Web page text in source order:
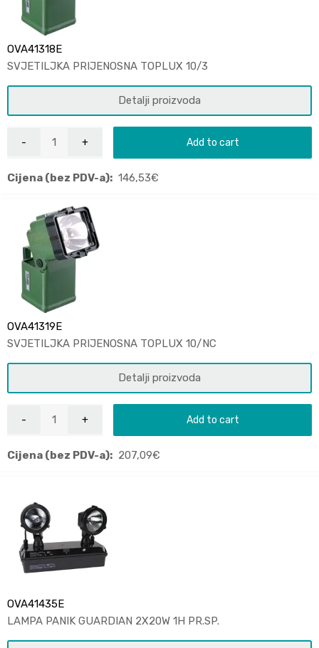
OVA41318E
SVJETILJKA PRIJENOSNA TOPLUX 10/3
Detalji proizvoda
Add to cart
Cijena (bez PDV-a): 146,53€
OVA41319E
SVJETILJKA PRIJENOSNA TOPLUX 10/NC
Detalji proizvoda
Add to cart
Cijena (bez PDV-a): 207,09€
OVA41435E
LAMPA PANIK GUARDIAN 2X20W 1H PR.SP.